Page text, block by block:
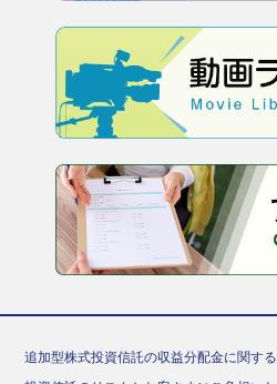
追加型株式投資信託の収益分配金に関す